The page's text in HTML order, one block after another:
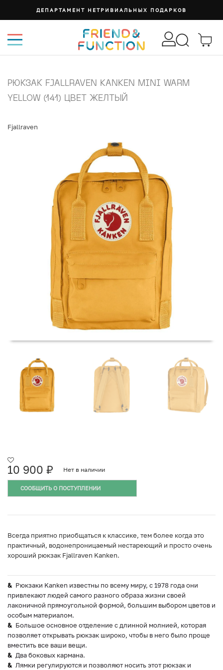
ДЕПАРТАМЕНТ НЕТРИВИАЛЬНЫХ ПОДАРКОВ
РЮКЗАК FJALLRAVEN KANKEN MINI WARM
YELLOW (141) ЦВЕТ ЖЕЛТЫЙ
Fjallraven
10 900 ₽ Нет в наличии
СООБЩИТЬ О ПОСТУПЛЕНИИ
Всегда приятно приобщаться к классике, тем более когда это
практичный, водонепроницаемый нестареющий и просто очень
хороший рюкзак Fjallraven Kanken.
Рюкзаки Kanken известны по всему миру, с 1978 года они
привлекают людей самого разного образа жизни своей
лаконичной прямоугольной формой, большим выбором цветов и
особым материалом.
Большое основное отделение с длинной молнией, которая
позволяет открывать рюкзак широко, чтобы в него было проще
вместить все ваши вещи.
Два боковых кармана.
Лямки регулируются и позволяют носить этот рюкзак и